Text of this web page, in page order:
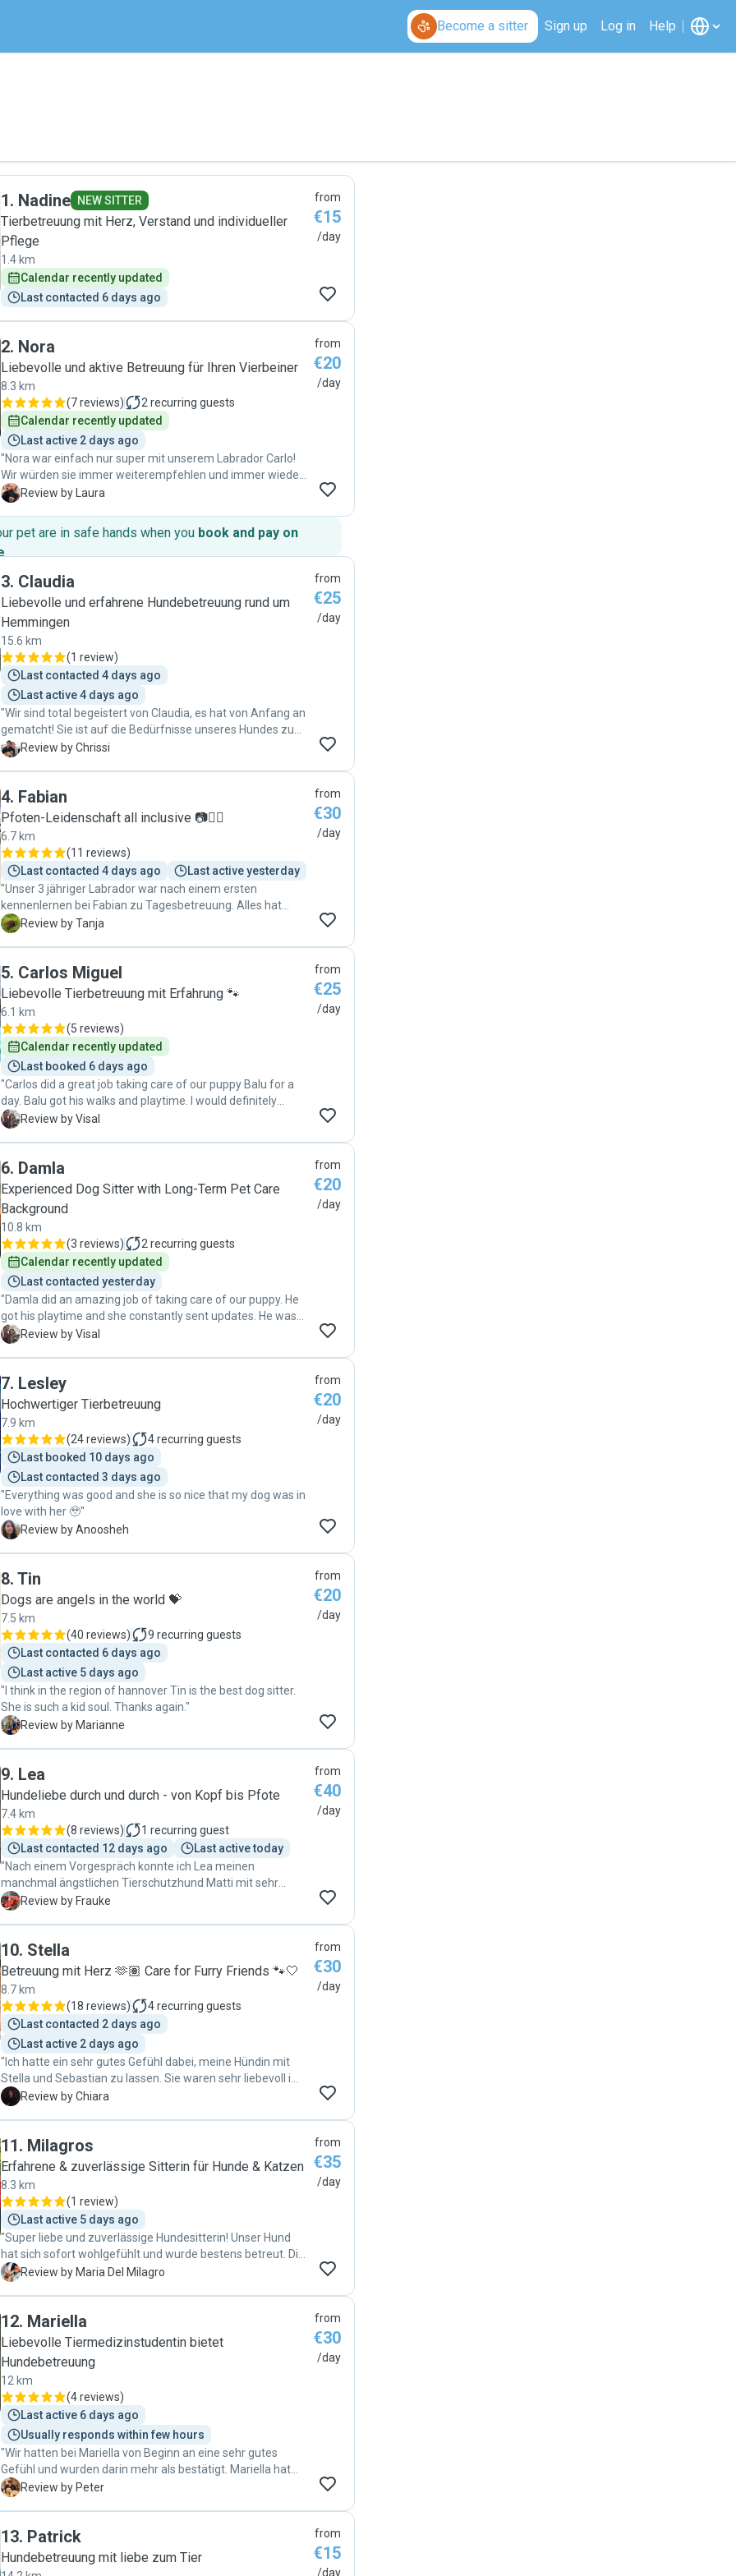
Become a sitter Sign up Log in Help
1. Nadine NEW SITTER
Tierbetreuung mit Herz, Verstand und individueller
Pflege
1.4 km
Calendar recently updated
Last contacted 6 days ago
from
€15
/day
2. Nora
Liebevolle und aktive Betreuung für Ihren Vierbeiner
8.3 km
(7 reviews) 2 recurring guests
Calendar recently updated
Last active 2 days ago
"Nora war einfach nur super mit unserem Labrador Carlo!
Wir würden sie immer weiterempfehlen und immer wieder
ihr Carlo anvertrauen :)"
L Review by Laura
from
€20
/day
pet are in safe hands when you book and pay on
.
3. Claudia
Liebevolle und erfahrene Hundebetreuung rund um
Hemmingen
15.6 km
(1 review)
Last contacted 4 days ago
Last active 4 days ago
"Wir sind total begeistert von Claudia, es hat von Anfang an
gematcht! Sie ist auf die Bedürfnisse unseres Hundes zu
100% eingegangen. Übernimmt unsere Kommandos die wir
Sie nimmt sich Zeit, spielt mit der kleinen und schenkt ihr
genügend Auslauf! Da unsere Cleo noch ein Welpe ist
ausgewachsener Hund, auch darauf geht sie ein! Ich kann
Claudia nur weiterempfehlen und freu mich ein festen
bestanden in der Betreuung mit Cleo bei ihr gefunden zu
haben! "
C Review by Chrissi
from
€25
/day
4. Fabian
Pfoten-Leidenschaft all inclusive 📷🐕‍🦺
6.7 km
(11 reviews)
Last contacted 4 days ago
Last active yesterday
"Unser 3 jähriger Labrador war nach einem ersten
kennenlernen bei Fabian zu Tagesbetreuung. Alles hat
wunderbar geklappt, sehr gute und schnelle
T Review by Tanja
from
€30
/day
5. Carlos Miguel
Liebevolle Tierbetreuung mit Erfahrung 🐾
6.1 km
(5 reviews)
Calendar recently updated
Last booked 6 days ago
"Carlos did a great job taking care of our puppy Balu for a
day. Balu got his walks and playtime. I would definitely
recommend Carlos and I’d be happy to leave Balu in his
V Review by Visal
from
€25
/day
6. Damla
Experienced Dog Sitter with Long-Term Pet Care
Background
10.8 km
(3 reviews) 2 recurring guests
Calendar recently updated
Last contacted yesterday
"Damla did an amazing job of taking care of our puppy. He
got his playtime and she constantly sent updates. He was
really happy and excited. I would definitely leave Balu in her
V Review by Visal
from
€20
/day
7. Lesley
Hochwertiger Tierbetreuung
7.9 km
(24 reviews) 4recurring guests
Last booked 10 days ago
Last contacted 3 days ago
"Everything was good and she is so nice that my dog was in
love with her 🥹"
A Review by Anoosheh
from
€20
/day
8. Tin
Dogs are angels in the world 💝
7.5 km
(40 reviews) 9 recurring guests
Last contacted 6 days ago
Last active 5 days ago
"I think in the region of hannover Tin is the best dog sitter.
She is such a kid soul. Thanks again."
M Review by Marianne
from
€20
/day
9. Lea
Hundeliebe durch und durch - von Kopf bis Pfote
7.4 km
(8 reviews) 1 recurring guest
Last contacted 12 days ago
Last active today
"Nach einem Vorgespräch konnte ich Lea meinen
manchmal ängstlichen Tierschutzhund Matti mit sehr
gutem Gefühl anvertrauen. Sie ging liebevoll, geduldig,
wertvolle Rückmeldungen über das Verhalten von Matti. Ich
war sehr zufrieden, Lea ist eine kompetente und sichere
Hunde-Sitterin. "
F Review by Frauke
from
€40
/day
10. Stella
Betreuung mit Herz 🫶🏽 Care for Furry Friends 🐾🤍
8.7 km
(18 reviews) 4recurring guests
Last contacted 2 days ago
Last active 2 days ago
"Ich hatte ein sehr gutes Gefühl dabei, meine Hündin mit
Stella und Sebastian zu lassen. Sie waren sehr liebevoll im
Umgang mit Fuyu und man hat gemerkt, dass sie Hunde
C Review by Chiara
from
€30
/day
11. Milagros
Erfahrene & zuverlässige Sitterin für Hunde & Katzen
8.3 km
(1 review)
Last active 5 days ago
"Super liebe und zuverlässige Hundesitterin! Unser Hund
hat sich sofort wohlgefühlt und wurde bestens betreut. Die
Kommunikation war unkompliziert und wir würden sie
M Review by Maria Del Milagro
from
€35
/day
12. Mariella
Liebevolle Tiermedizinstudentin bietet
Hundebetreuung
12 km
(4 reviews)
Last active 6 days ago
Usually responds within few hours
"Wir hatten bei Mariella von Beginn an eine sehr gutes
Gefühl und wurden darin mehr als bestätigt. Mariella hat
sich Zeit genommen uns und unsere Hündin Trudi auf
Die Kommunikation mit Mariella war jederzeit sehr
wertschätzend und respektvoll, Antworten kamen immer
sehr schnell. Wir hatten beim Abholen eine kleine
P Review by Peter
from
€30
/day
13. Patrick
Hundebetreuung mit liebe zum Tier
from
€15
/day